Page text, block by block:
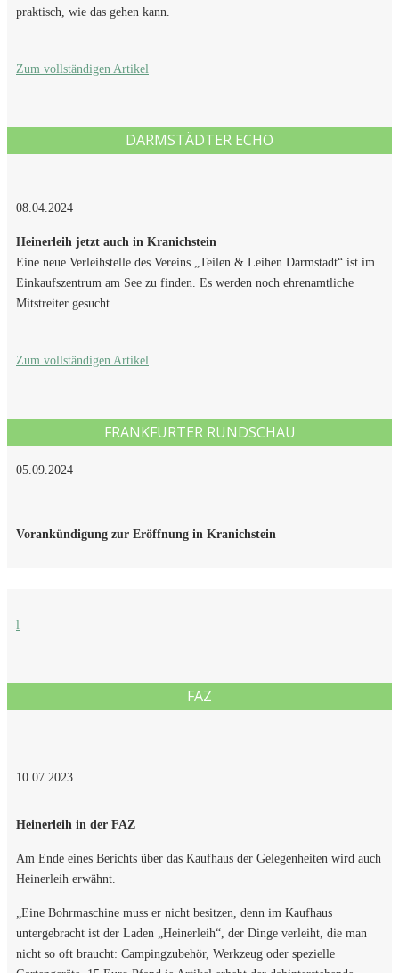
praktisch, wie das gehen kann.
Zum vollständigen Artikel
DARMSTÄDTER ECHO
08.04.2024
Heinerleih jetzt auch in Kranichstein
Eine neue Verleihstelle des Vereins „Teilen & Leihen Darmstadt“ ist im
Einkaufszentrum am See zu finden. Es werden noch ehrenamtliche
Mitstreiter gesucht …
Zum vollständigen Artikel
FRANKFURTER RUNDSCHAU
05.09.2024
Vorankündigung zur Eröffnung in Kranichstein
l
FAZ
10.07.2023
Heinerleih in der FAZ
Am Ende eines Berichts über das Kaufhaus der Gelegenheiten wird auch
Heinerleih erwähnt.
„Eine Bohrmaschine muss er nicht besitzen, denn im Kaufhaus
untergebracht ist der Laden „Heinerleih“, der Dinge verleiht, die man
nicht so oft braucht: Campingzubehör, Werkzeug oder spezielle